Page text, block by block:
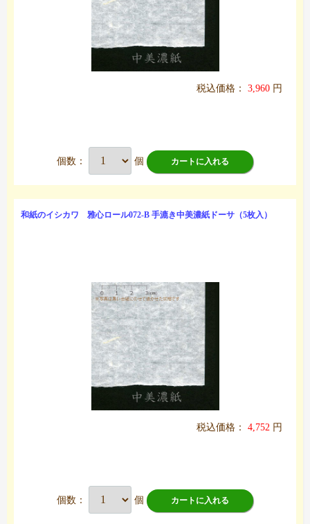
税込価格： 3,960 円
個数： 個 カートに入れる
和紙のイシカワ 雅心ロール072-B 手漉き中美濃紙ドーサ（5枚入）
税込価格： 4,752 円
個数： 個 カートに入れる